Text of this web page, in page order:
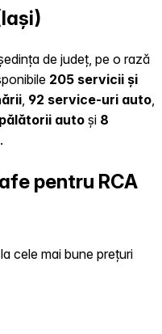
de județ, pe o rază
205 servicii și
, 92 service-uri auto,
auto și 8
.
pentru RCA
cele mai bune prețuri